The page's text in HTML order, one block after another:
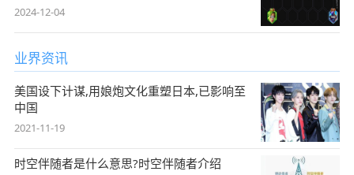
2024-12-04
业界资讯
美国设下计谋,用娘炮文化重塑日本,已影响至
中国
2021-11-19
时空伴随者是什么意思?时空伴随者介绍